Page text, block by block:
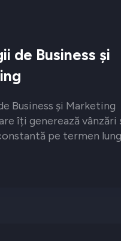
de Business și
Business și Marketing
îți generează vânzări
pe termen